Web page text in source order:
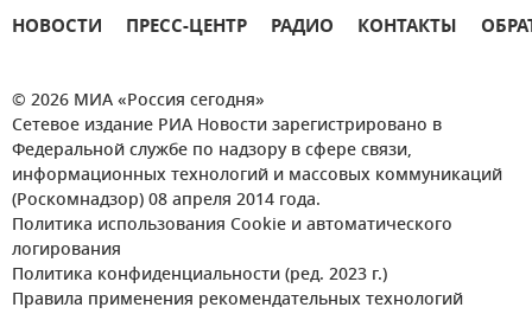
НОВОСТИ ПРЕСС-ЦЕНТР РАДИО КОНТАКТЫ
© 2026 МИА «Россия сегодня»
Сетевое издание РИА Новости зарегистрировано в
Федеральной службе по надзору в сфере связи,
информационных технологий и массовых коммуникаций
(Роскомнадзор) 08 апреля 2014 года.
Политика использования Cookie и автоматического
логирования
Политика конфиденциальности (ред. 2023 г.)
Правила применения рекомендательных технологий